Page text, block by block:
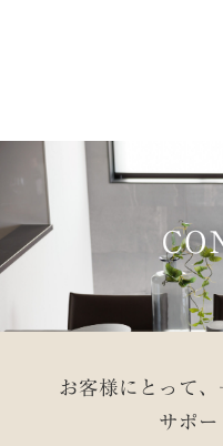
お客様にとって
サポー